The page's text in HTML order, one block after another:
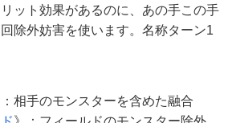
ット効果があるのに、あの手この手
除外妨害を使います。名称ターン1
相手のモンスターを含めた融合